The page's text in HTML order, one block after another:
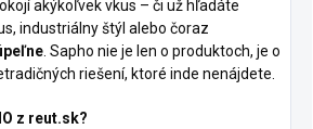
akýkoľvek vkus – či už hľadáte
industriálny štýl alebo čoraz
. Sapho nie je len o produktoch, je o
riešení, ktoré inde nenájdete.
z reut.sk?